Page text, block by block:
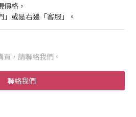
格，
或是右邊「客服」。
買，請聯絡我們。
聯絡我們